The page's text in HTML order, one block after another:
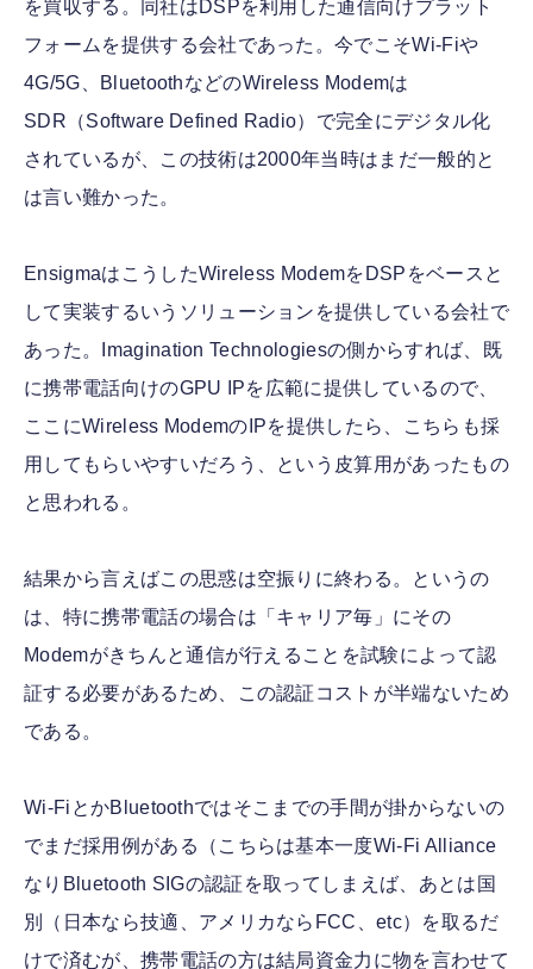
を買収する。同社はDSPを利用した通信向けプラット
フォームを提供する会社であった。今でこそWi-Fiや
4G/5G、BluetoothなどのWireless Modemは
SDR（Software Defined Radio）で完全にデジタル化
されているが、この技術は2000年当時はまだ一般的と
は言い難かった。
EnsigmaはこうしたWireless ModemをDSPをベースと
して実装するいうソリューションを提供している会社で
あった。Imagination Technologiesの側からすれば、既
に携帯電話向けのGPU IPを広範に提供しているので、
ここにWireless ModemのIPを提供したら、こちらも採
用してもらいやすいだろう、という皮算用があったもの
と思われる。
結果から言えばこの思惑は空振りに終わる。というの
は、特に携帯電話の場合は「キャリア毎」にその
Modemがきちんと通信が行えることを試験によって認
証する必要があるため、この認証コストが半端ないため
である。
Wi-FiとかBluetoothではそこまでの手間が掛からないの
でまだ採用例がある（こちらは基本一度Wi-Fi Alliance
なりBluetooth SIGの認証を取ってしまえば、あとは国
別（日本なら技適、アメリカならFCC、etc）を取るだ
けで済むが、携帯電話の方は結局資金力に物を言わせて